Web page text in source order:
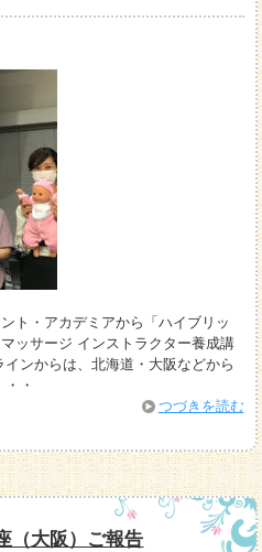
ト・アカデミアから「ハイブリッ
ッサージ インストラクター養成講
ンからは、北海道・大阪などから
・
つづきを読む
（大阪）ご報告